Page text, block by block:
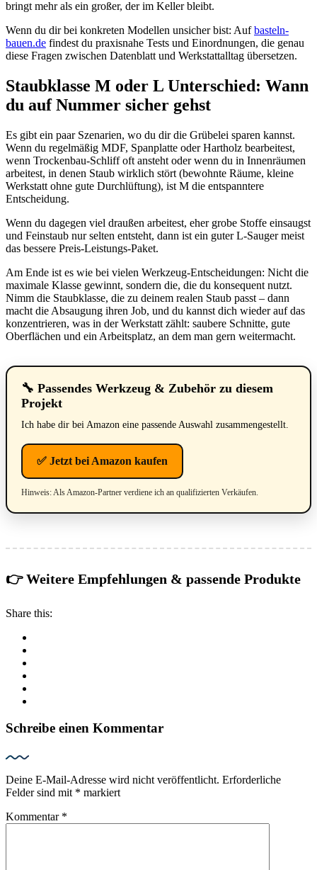
bringt mehr als ein großer, der im Keller bleibt.
Wenn du dir bei konkreten Modellen unsicher bist: Aufbasteln-
bauen.de findest du praxisnahe Tests und Einordnungen, die genau
diese Fragen zwischen Datenblatt und Werkstattalltag übersetzen.
Staubklasse M oder L Unterschied: Wann
du auf Nummer sicher gehst
Es gibt ein paar Szenarien, wo du dir die Grübelei sparen kannst.
Wenn du regelmäßig MDF, Spanplatte oder Hartholz bearbeitest,
wenn Trockenbau-Schliff oft ansteht oder wenn du in Innenräumen
arbeitest, in denen Staub wirklich stört (bewohnte Räume, kleine
Werkstatt ohne gute Durchlüftung), ist M die entspanntere
Entscheidung.
Wenn du dagegen viel draußen arbeitest, eher grobe Stoffe einsaugst
und Feinstaub nur selten entsteht, dann ist ein guter L-Sauger meist
das bessere Preis-Leistungs-Paket.
Am Ende ist es wie bei vielen Werkzeug-Entscheidungen: Nicht die
maximale Klasse gewinnt, sondern die, die du konsequent nutzt.
Nimm die Staubklasse, die zu deinem realen Staub passt – dann
macht die Absaugung ihren Job, und du kannst dich wieder auf das
konzentrieren, was in der Werkstatt zählt: saubere Schnitte, gute
Oberflächen und ein Arbeitsplatz, an dem man gern weitermacht.
🔧 Passendes Werkzeug & Zubehör zu diesem
Projekt
Ich habe dir bei Amazon eine passende Auswahl zusammengestellt.
✅ Jetzt bei Amazon kaufen
Hinweis: Als Amazon-Partner verdiene ich an qualifizierten Verkäufen.
👉 Weitere Empfehlungen & passende Produkte
Share this:
Schreibe einen Kommentar
Deine E-Mail-Adresse wird nicht veröffentlicht. Erforderliche
Felder sind mit * markiert
Kommentar *